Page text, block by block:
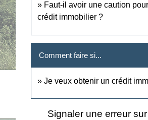
Faut-il avoir une caution
crédit immobilier ?
Comment faire si...
Je veux obtenir un crédit
Signaler une erreur